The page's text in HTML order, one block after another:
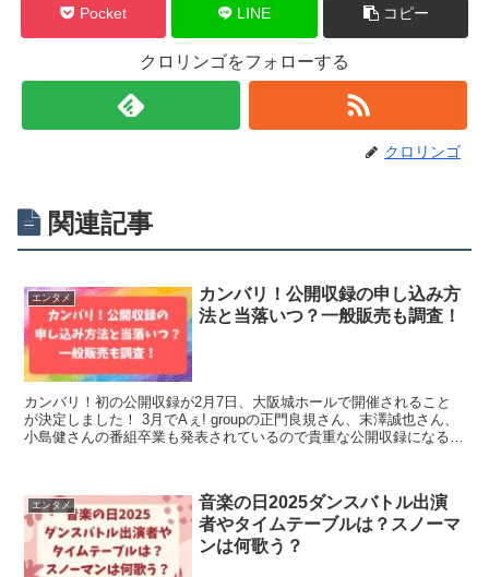
Pocket LINE コピー
クロリンゴをフォローする
クロリンゴ
関連記事
エンタメ
カンバリ！公開収録の申し込み方
法と当落いつ？一般販売も調査！
カンバリ！初の公開収録が2月7日、大阪城ホールで開催されること
が決定しました！ 3月でAぇ! groupの正門良規さん、末澤誠也さん、
小島健さんの番組卒業も発表されているので貴重な公開収録になるこ
エンタメ
音楽の日2025ダンスバトル出演
者やタイムテーブルは？スノーマ
ンは何歌う？